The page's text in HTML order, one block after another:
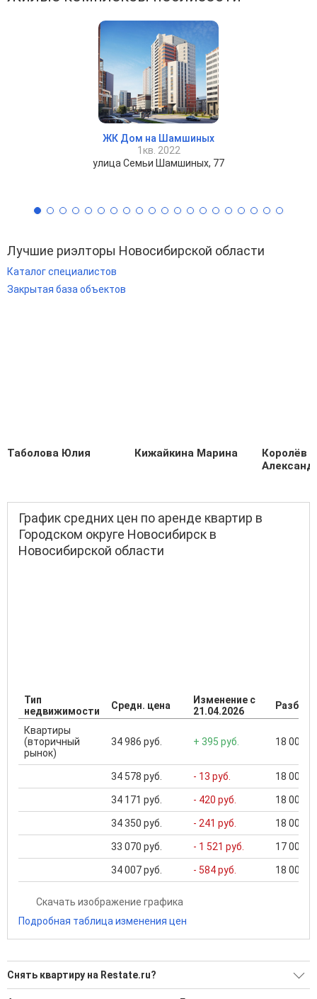
ЖК Дом на Шамшиных
1кв. 2022
улица Семьи Шамшиных, 77
Лучшие риэлторы Новосибирской области
Каталог специалистов
Закрытая база объектов
Таболова Юлия Кижайкина Марина
Королёв
График средних цен по аренде квартир в
Городском округе Новосибирск в
Новосибирской области
Тип
недвижимости
Средн. цена
Изменение с
21.04.2026
Квартиры
(вторичный
рынок)
34 986 руб. + 395 руб. 18 000
34 578 руб. - 13 руб. 18 000
34 171 руб. - 420 руб. 18 000
34 350 руб. - 241 руб. 18 000
33 070 руб. - 1 521 руб. 17 000
34 007 руб. - 584 руб. 18 000
Скачать изображение графика
Подробная таблица изменения цен
Снять квартиру на Restate.ru?